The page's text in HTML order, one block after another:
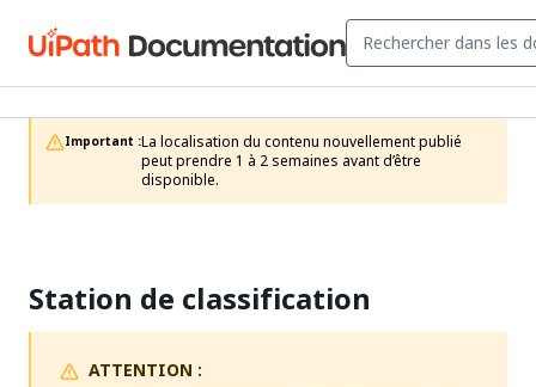
Important :La localisation du contenu nouvellement publié
peut prendre 1 à 2 semaines avant d’être
disponible.
Station de classification
ATTENTION :